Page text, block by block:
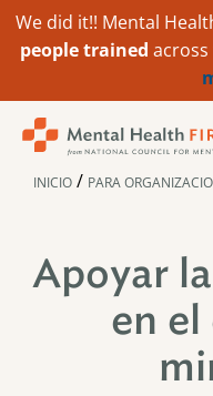
We did it!! Mental
people trained across
contenido
INICIO / PARA
Apoyar
en